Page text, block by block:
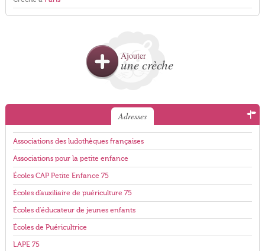
Ajouter
une crèche
Adresses
Associations des ludothèques françaises
Associations pour la petite enfance
Écoles CAP Petite Enfance 75
Écoles d'auxiliaire de puériculture 75
Écoles d'éducateur de jeunes enfants
Écoles de Puéricultrice
LAPE 75